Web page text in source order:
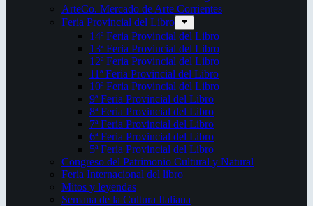
ArteCo. Mercado de Arte Corrientes
Feria Provincial del Libro
14ª Feria Provincial del Libro
13ª Feria Provincial del Libro
12ª Feria Provincial del Libro
11ª Feria Provincial del Libro
10ª Feria Provincial del Libro
9ª Feria Provincial del Libro
8ª Feria Provincial del Libro
7ª Feria Provincial del Libro
6ª Feria Provincial del Libro
5ª Feria Provincial del Libro
Congreso del Patrimonio Cultural y Natural
Feria Internacional del libro
Mitos y leyendas
Semana de la Cultura Italiana